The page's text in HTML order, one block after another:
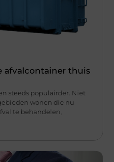
afvalcontainer thuis
steeds populairder. Niet
wonen die nu
te behandelen,